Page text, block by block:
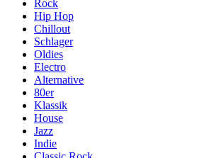
Rock
Hip Hop
Chillout
Schlager
Oldies
Electro
Alternative
80er
Klassik
House
Jazz
Indie